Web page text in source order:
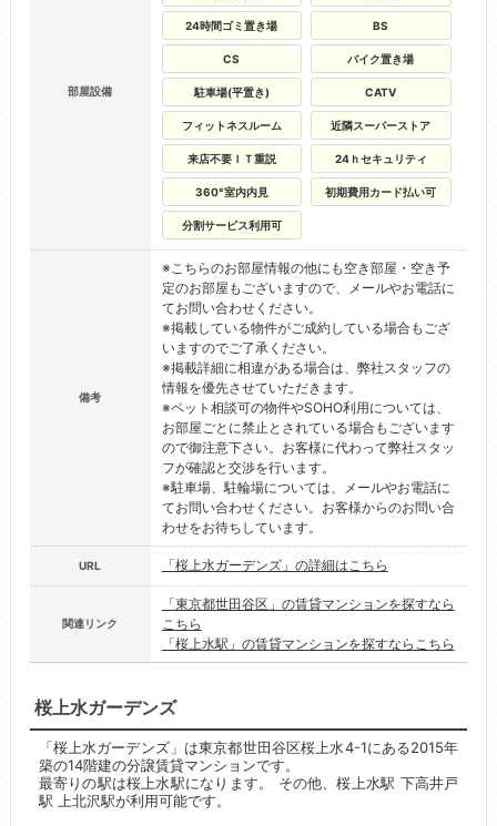
部屋設備
24時間ゴミ置き場 BS
CS バイク置き場
駐車場(平置き) CATV
フィットネスルーム 近隣スーパーストア
来店不要ＩＴ重説 24ｈセキュリティ
360°室内内見 初期費用カード払い可
分割サービス利用可
備考
※こちらのお部屋情報の他にも空き部屋・空き予
定のお部屋もございますので、メールやお電話に
てお問い合わせください。
※掲載している物件がご成約している場合もござ
いますのでご了承ください。
※掲載詳細に相違がある場合は、弊社スタッフの
情報を優先させていただきます。
※ペット相談可の物件やSOHO利用については、
お部屋ごとに禁止とされている場合もございます
ので御注意下さい。お客様に代わって弊社スタッ
フが確認と交渉を行います。
※駐車場、駐輪場については、メールやお電話に
てお問い合わせください。お客様からのお問い合
わせをお待ちしています。
URL 「桜上水ガーデンズ」の詳細はこちら
関連リンク
「東京都世田谷区」の賃貸マンションを探すなら
こちら
「桜上水駅」の賃貸マンションを探すならこちら
桜上水ガーデンズ
「桜上水ガーデンズ」は東京都世田谷区桜上水4-1にある2015年
築の14階建の分譲賃貸マンションです。
最寄りの駅は桜上水駅になります。 その他、桜上水駅 下高井戸
駅 上北沢駅が利用可能です。